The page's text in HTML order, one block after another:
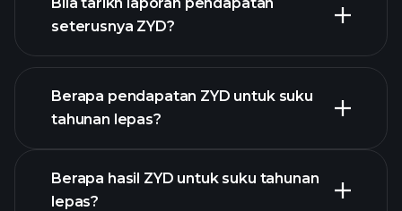
seterusnya ZYD?
Berapa pendapatan ZYD untuk suku
tahunan lepas?
Berapa hasil ZYD untuk suku tahunan
lepas?